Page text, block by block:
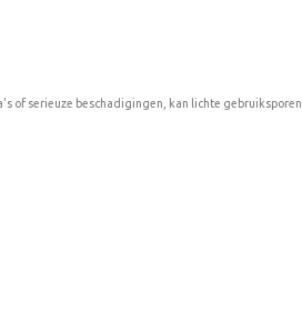
of serieuze beschadigingen, kan lichte gebruiksporen